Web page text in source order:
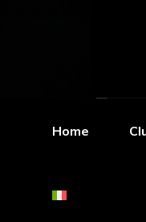
Home